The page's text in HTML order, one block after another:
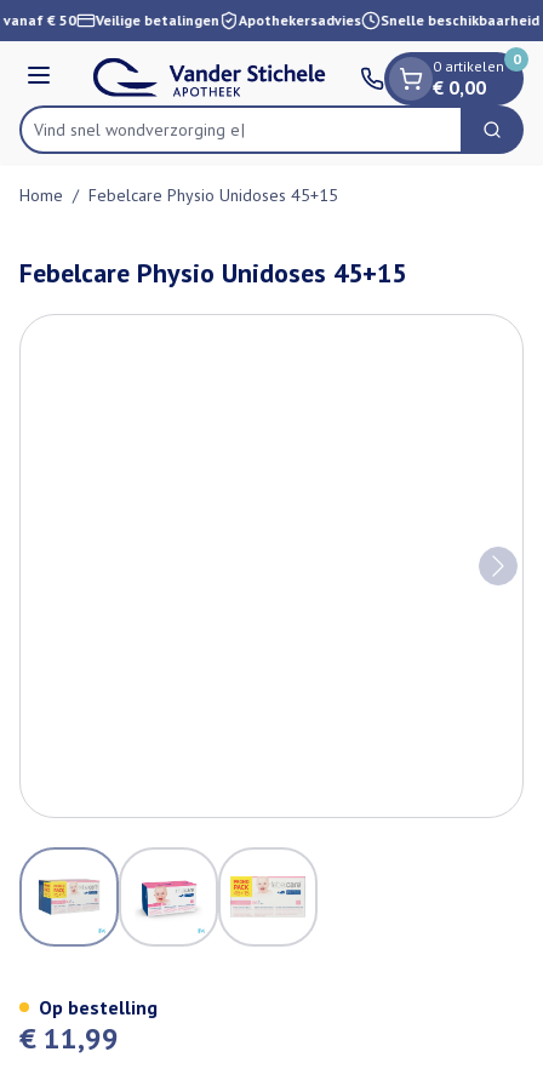
Ga naar de inhoud
1 van 1
€ 50 Veilige betalingen Apothekersadvies Snelle beschikbaarheid
Menu
Product, merk, categorie...
Vind snel wondverz Zoek
0 artikelen
€ 0,00
0
Home / Febelcare Physio Unidoses 45+15
Febelcare Physio Unidoses 45+15
View larger imageView larger imageView larger image
€ 11,99
Op bestelling